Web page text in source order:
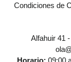
Condiciones de
Alfahuir 41
Horario: 09:00